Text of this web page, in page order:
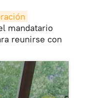
mandatario
reunirse con